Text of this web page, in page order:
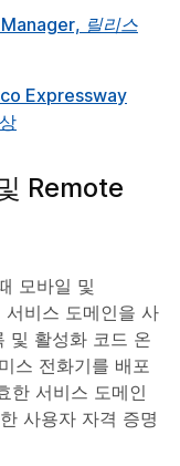
릴리스
Expressway
Remote
모바일 및
비스 도메인을 사
및 활성화 코드 온
스 전화기를 배포
한 서비스 도메인
사용자 자격 증명